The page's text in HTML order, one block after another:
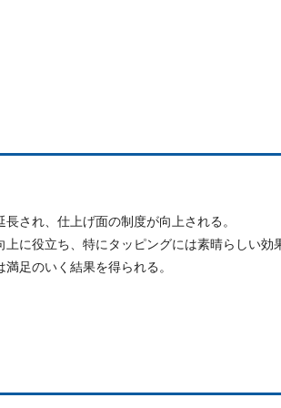
され、仕上げ面の制度が向上される。
に役立ち、特にタッピングには素晴らしい効
足のいく結果を得られる。